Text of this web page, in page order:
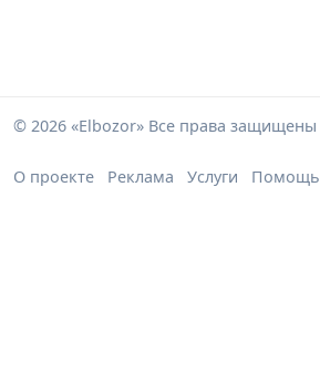
© 2026 «Elbozor» Все права защищены
О проекте Реклама Услуги Помощь